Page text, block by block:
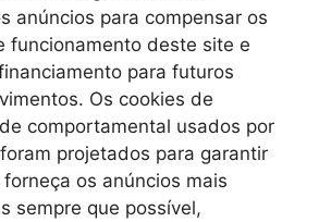
anúncios para compensar os
funcionamento deste site e
para futuros
Os cookies de
comportamental usados ​​por
projetados para garantir
os anúncios mais
sempre que possível,